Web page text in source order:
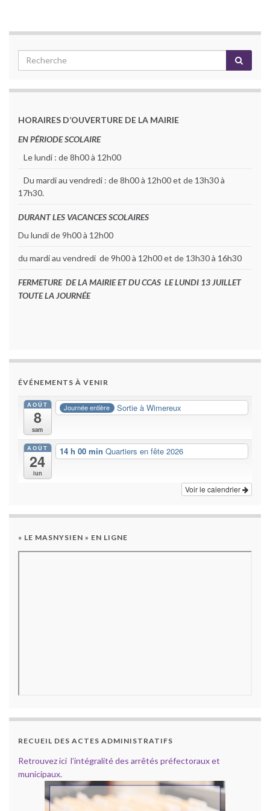
HORAIRES D’OUVERTURE DE LA MAIRIE
EN PÉRIODE SCOLAIRE
Le lundi : de 8h00 à 12h00
Du mardi au vendredi : de 8h00 à 12h00 et de 13h30 à
17h30.
DURANT LES VACANCES SCOLAIRES
Du lundi de 9h00 à 12h00
du mardi au vendredi de 9h00 à 12h00 et de 13h30 à 16h30
FERMETURE DE LA MAIRIE ET DU CCAS LE LUNDI 13 JUILLET
TOUTE LA JOURNÉE
ÉVÉNEMENTS À VENIR
AOÛT
8
sam
Journée entière Sortie à Wimereux
AOÛT
24
lun
14 h 00 min Quartiers en fête 2026
Voir le calendrier
« LE MASNYSIEN » EN LIGNE
RECUEIL DES ACTES ADMINISTRATIFS
Retrouvez ici l’intégralité des arrêtés préfectoraux et
municipaux.